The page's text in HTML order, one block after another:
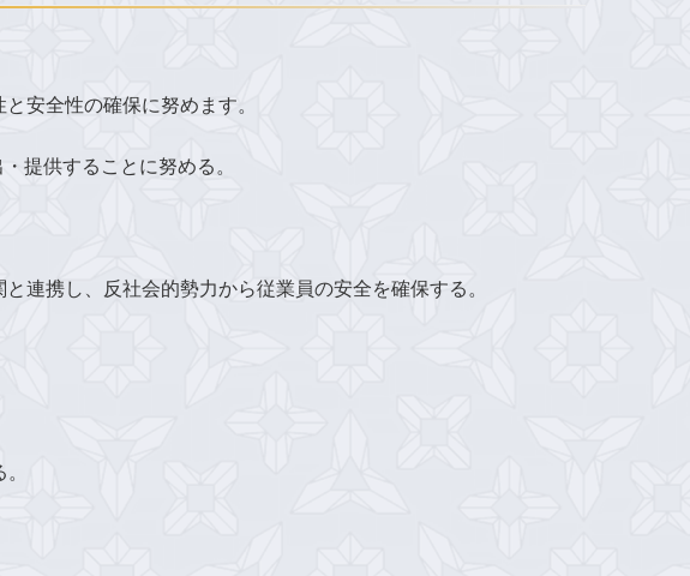
安全性の確保に努めます。
提供することに努める。
連携し、反社会的勢力から従業員の安全を確保する。